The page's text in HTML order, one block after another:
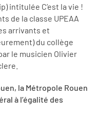
intitulée C’est la vie !
de la classe UPEAA
arrivants et
du collège
le musicien Olivier
la Métropole Rouen
à l’égalité des